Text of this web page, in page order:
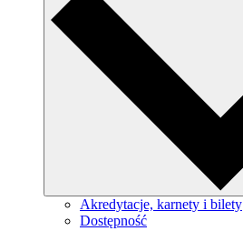
Akredytacje, karnety i bilety
Dostępność